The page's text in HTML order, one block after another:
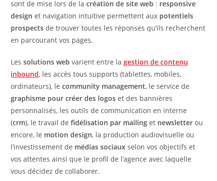
sont de mise lors de lacréation de site web : responsive
design et navigation intuitive permettent aux potentiels
prospects de trouver toutes les réponses qu’ils recherchent
en parcourant vos pages.
Les solutions web varient entre lagestion de contenu
inbound, les accès tous supports (tablettes, mobiles,
ordinateurs), lecommunity management, le service de
graphisme pour créer des logos et des bannières
personnalisés, les outils de communication en interne
(crm), le travail defidélisation par mailinget newsletter ou
encore, le motion design, la production audiovisuelle ou
l’investissement de médias sociauxselon vos objectifs et
vos attentes ainsi que le profil de l’agence avec laquelle
vous décidez de collaborer.